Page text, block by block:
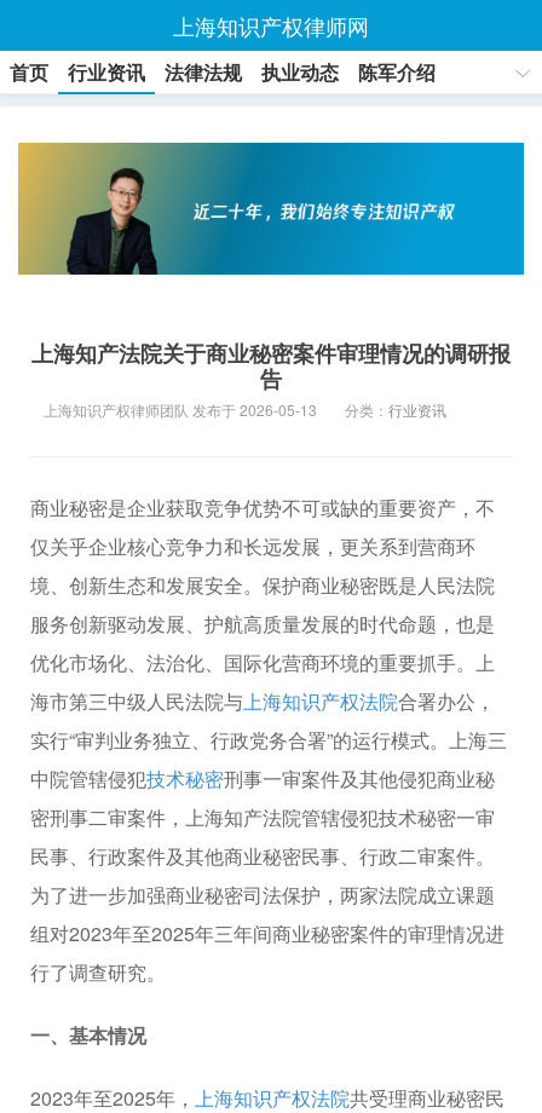
上海知识产权律师网
首页 行业资讯 法律法规 执业动态
陈军介绍
上海知产法院关于商业秘密案件审理情况的调研报
告
上海知识产权律师团队 发布于 2026-05-13 分类： 行业资讯
商业秘密是企业获取竞争优势不可或缺的重要资产，不
仅关乎企业核心竞争力和长远发展，更关系到营商环
境、创新生态和发展安全。保护商业秘密既是人民法院
服务创新驱动发展、护航高质量发展的时代命题，也是
优化市场化、法治化、国际化营商环境的重要抓手。上
海市第三中级人民法院与 上海知识产权法院合署办公，
实行“审判业务独立、行政党务合署”的运行模式。上海三
中院管辖侵犯技术秘密刑事一审案件及其他侵犯商业秘
密刑事二审案件，上海知产法院管辖侵犯技术秘密一审
民事、行政案件及其他商业秘密民事、行政二审案件。
为了进一步加强商业秘密司法保护，两家法院成立课题
组对2023年至2025年三年间商业秘密案件的审理情况进
行了调查研究。
一、基本情况
2023年至2025年， 上海知识产权法院共受理商业秘密民